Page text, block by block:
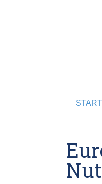
START